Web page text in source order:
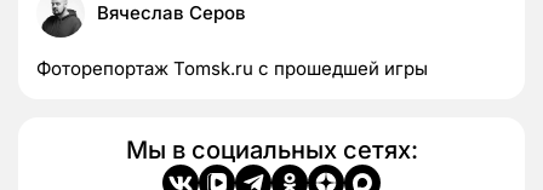
Вячеслав Серов
Фоторепортаж Tomsk.ru с прошедшей игры
Мы в социальных сетях: